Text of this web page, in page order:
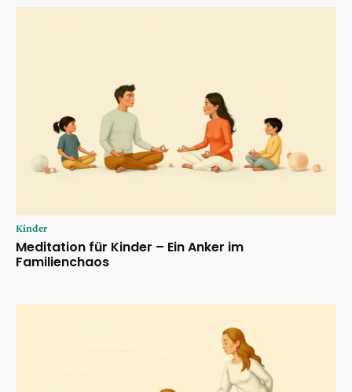
Kinder
Meditation für Kinder – Ein Anker im
Familienchaos